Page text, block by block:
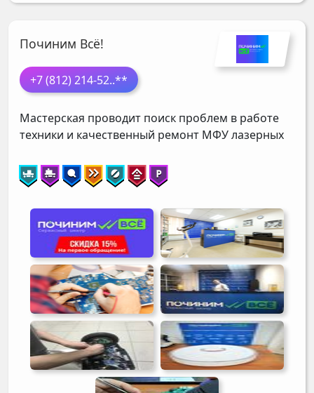
Починим Всё!
+7 (812) 214-52..**
Мастерская проводит поиск проблем в работе
техники и качественный ремонт МФУ лазерных